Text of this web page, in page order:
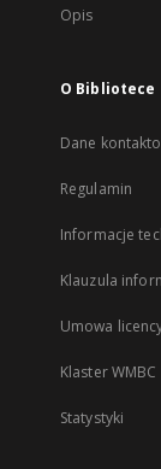
Opis
O Bibliotece
Dane
Regulamin
Informacje
Klauzula
Umowa
Klaster WMBC
Statystyki